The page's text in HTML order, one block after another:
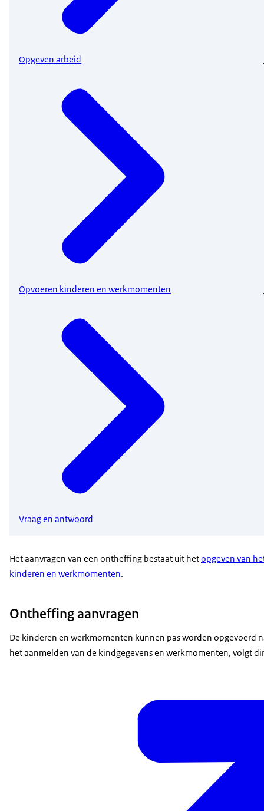
Opgeven arbeid
Opvoeren kinderen en werkmomenten
Vraag en antwoord
Het aanvragen van een ontheffing bestaat uit hetopgeven van
kinderen en werkmomenten.
Ontheffing aanvragen
De kinderen en werkmomenten kunnen pas worden opgevoerd
het aanmelden van de kindgegevens en werkmomenten, volgt